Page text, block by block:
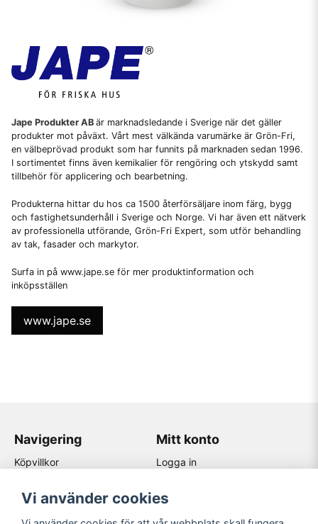
Jape Produkter AB är marknadsledande i Sverige när det gäller
produkter mot påväxt. Vårt mest välkända varumärke är Grön-Fri,
en välbeprövad produkt som har funnits på marknaden sedan 1996.
I sortimentet finns även kemikalier för rengöring och ytskydd samt
tillbehör för applicering och bearbetning.
Produkterna hittar du hos ca 1500 återförsäljare inom färg, bygg
och fastighetsunderhåll i Sverige och Norge. Vi har även ett nätverk
av professionella utförande, Grön-Fri Expert, som utför behandling
av tak, fasader och markytor.
Surfa in på www.jape.se för mer produktinformation och
inköpsställen
www.jape.se
Navigering
Köpvillkor
Återförsäljare
Om Jape
Mitt konto
Logga in
Vi använder cookies